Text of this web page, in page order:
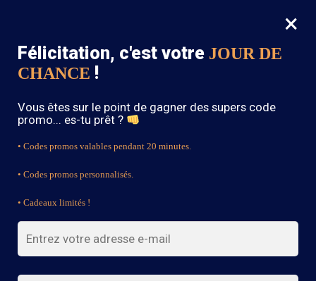
0
SOLDES : -15% sur toute la boutique avec le code « BOHEME15 »
×
Félicitation, c'est votre JOUR DE
CHANCE !
Vous êtes sur le point de gagner des supers code
promo... es-tu prêt ?
• Codes promos valables pendant 20 minutes.
• Codes promos personnalisés.
• Cadeaux limités !